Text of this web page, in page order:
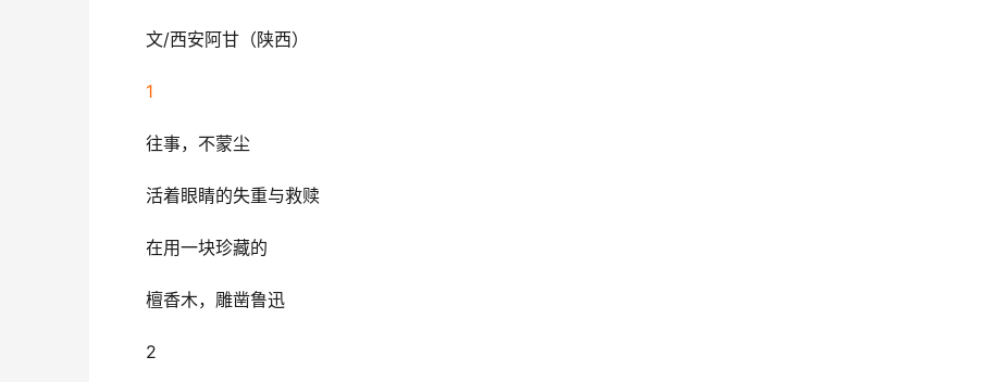
文/西安阿甘（陕西）
1
往事，不蒙尘
活着眼睛的失重与救赎
在用一块珍藏的
檀香木，雕凿鲁迅
2